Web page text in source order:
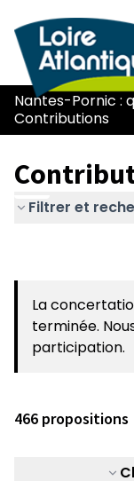
Nantes-Pornic :
Contributions
Filtrer et
La
terminée.
participation.
466 propositions